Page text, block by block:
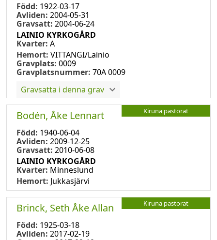
Född: 1922-03-17
Avliden: 2004-05-31
Gravsatt: 2004-06-24
LAINIO KYRKOGÅRD
Kvarter: A
Hemort: VITTANGI/Lainio
Gravplats: 0009
Gravplatsnummer: 70A 0009
Gravsatta i denna grav
Kiruna pastorat
Bodén, Åke Lennart
Född: 1940-06-04
Avliden: 2009-12-25
Gravsatt: 2010-06-08
LAINIO KYRKOGÅRD
Kvarter: Minneslund
Hemort: Jukkasjärvi
Kiruna pastorat
Brinck, Seth Åke Allan
Född: 1925-03-18
Avliden: 2017-02-19